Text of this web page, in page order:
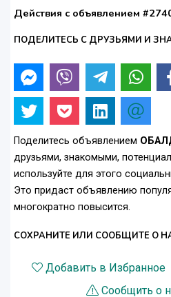
Действия с объявлением
ПОДЕЛИТЕСЬ С ДРУЗЬЯМИ И
Поделитесь объявлением
друзьями, знакомыми,
используйте для этого
Это придаст объявлению
многократно повысится.
СОХРАНИТЕ ИЛИ СООБЩИТЕ О
Добавить в Избранное
Сообщить о